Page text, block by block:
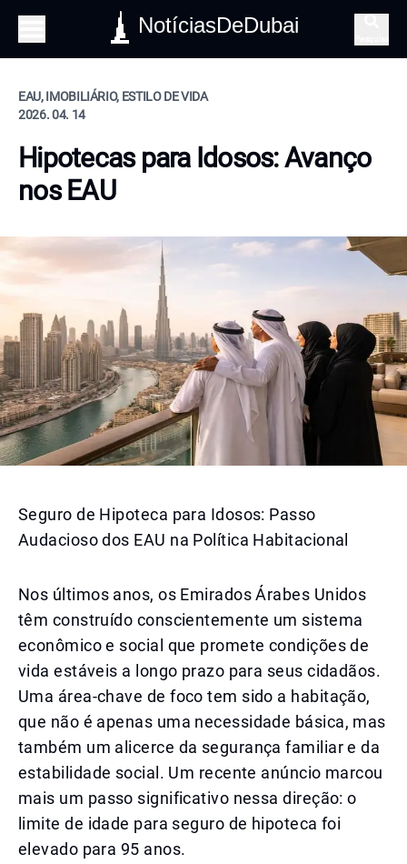
NotíciasDeDubai
EAU, IMOBILIÁRIO, ESTILO DE VIDA
2026. 04. 14
Hipotecas para Idosos: Avanço
nos EAU
Seguro de Hipoteca para Idosos: Passo
Audacioso dos EAU na Política Habitacional
Nos últimos anos, os Emirados Árabes Unidos
têm construído conscientemente um sistema
econômico e social que promete condições de
vida estáveis a longo prazo para seus cidadãos.
Uma área-chave de foco tem sido a habitação,
que não é apenas uma necessidade básica, mas
também um alicerce da segurança familiar e da
estabilidade social. Um recente anúncio marcou
mais um passo significativo nessa direção: o
limite de idade para seguro de hipoteca foi
elevado para 95 anos.